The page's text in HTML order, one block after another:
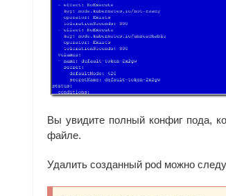
Вы увидите полный конфиг пода,
файле.
Удалить созданный pod можно